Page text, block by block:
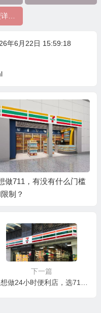
711便利店加盟详情表
年6月22日 15:59:18
做711，有没有什么门槛
制？
下一篇